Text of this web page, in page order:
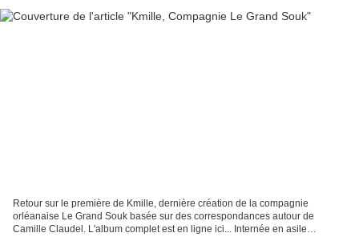
Retour sur le première de Kmille, dernière création de la compagnie
orléanaise Le Grand Souk basée sur des correspondances autour de
Camille Claudel. L'album complet est en ligne ici... Internée en asile